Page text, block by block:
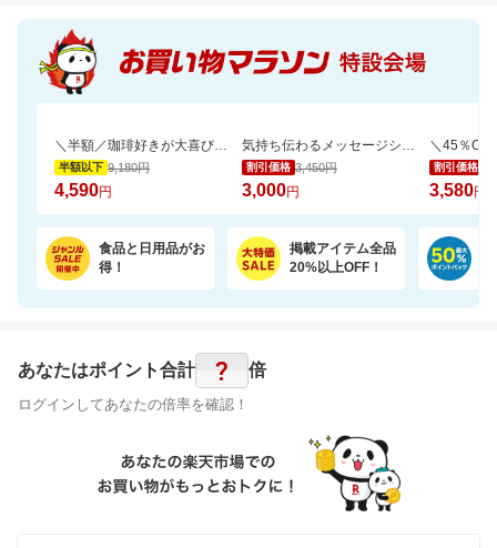
＼半額／珈琲好きが大喜び。銀座の専門店の芳醇なドリップ珈琲を飲み比べ10種100杯
半額以下 9,180円
4,590円
気持ち伝わるメッセージシールとローズを添えて。カラフルなやわらかワッフルケーキ
割引価格 3,450円
3,000円
割引価格
3,580円
食品と日用品がお
得！
掲載アイテム全品
20%以上OFF！
あなたはポイント合計 ? 倍
ログインしてあなたの倍率を確認！